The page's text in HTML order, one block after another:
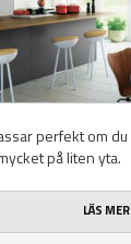
perfekt om du
på liten yta.
LÄS MER